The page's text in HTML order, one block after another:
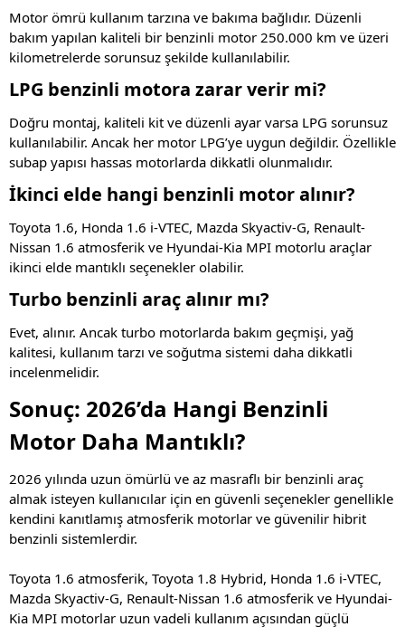
Motor ömrü kullanım tarzına ve bakıma bağlıdır. Düzenli
bakım yapılan kaliteli bir benzinli motor 250.000 km ve üzeri
kilometrelerde sorunsuz şekilde kullanılabilir.
LPG benzinli motora zarar verir mi?
Doğru montaj, kaliteli kit ve düzenli ayar varsa LPG sorunsuz
kullanılabilir. Ancak her motor LPG’ye uygun değildir. Özellikle
subap yapısı hassas motorlarda dikkatli olunmalıdır.
İkinci elde hangi benzinli motor alınır?
Toyota 1.6, Honda 1.6 i-VTEC, Mazda Skyactiv-G, Renault-
Nissan 1.6 atmosferik ve Hyundai-Kia MPI motorlu araçlar
ikinci elde mantıklı seçenekler olabilir.
Turbo benzinli araç alınır mı?
Evet, alınır. Ancak turbo motorlarda bakım geçmişi, yağ
kalitesi, kullanım tarzı ve soğutma sistemi daha dikkatli
incelenmelidir.
Sonuç: 2026’da Hangi Benzinli
Motor Daha Mantıklı?
2026 yılında uzun ömürlü ve az masraflı bir benzinli araç
almak isteyen kullanıcılar için en güvenli seçenekler genellikle
kendini kanıtlamış atmosferik motorlar ve güvenilir hibrit
benzinli sistemlerdir.
Toyota 1.6 atmosferik, Toyota 1.8 Hybrid, Honda 1.6 i-VTEC,
Mazda Skyactiv-G, Renault-Nissan 1.6 atmosferik ve Hyundai-
Kia MPI motorlar uzun vadeli kullanım açısından güçlü